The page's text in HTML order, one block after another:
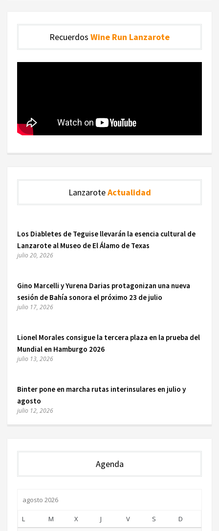
Recuerdos Wine Run Lanzarote
LanzaroteActualidad
Los Diabletes de Teguise llevarán la esencia cultural de
Lanzarote al Museo de El Álamo de Texas
julio 20, 2026
Gino Marcelli y Yurena Darias protagonizan una nueva
sesión de Bahía sonora el próximo 23 de julio
julio 17, 2026
Lionel Morales consigue la tercera plaza en la prueba del
Mundial en Hamburgo 2026
julio 13, 2026
Binter pone en marcha rutas interinsulares en julio y
agosto
julio 12, 2026
Agenda
agosto 2026
L M X J V S
D